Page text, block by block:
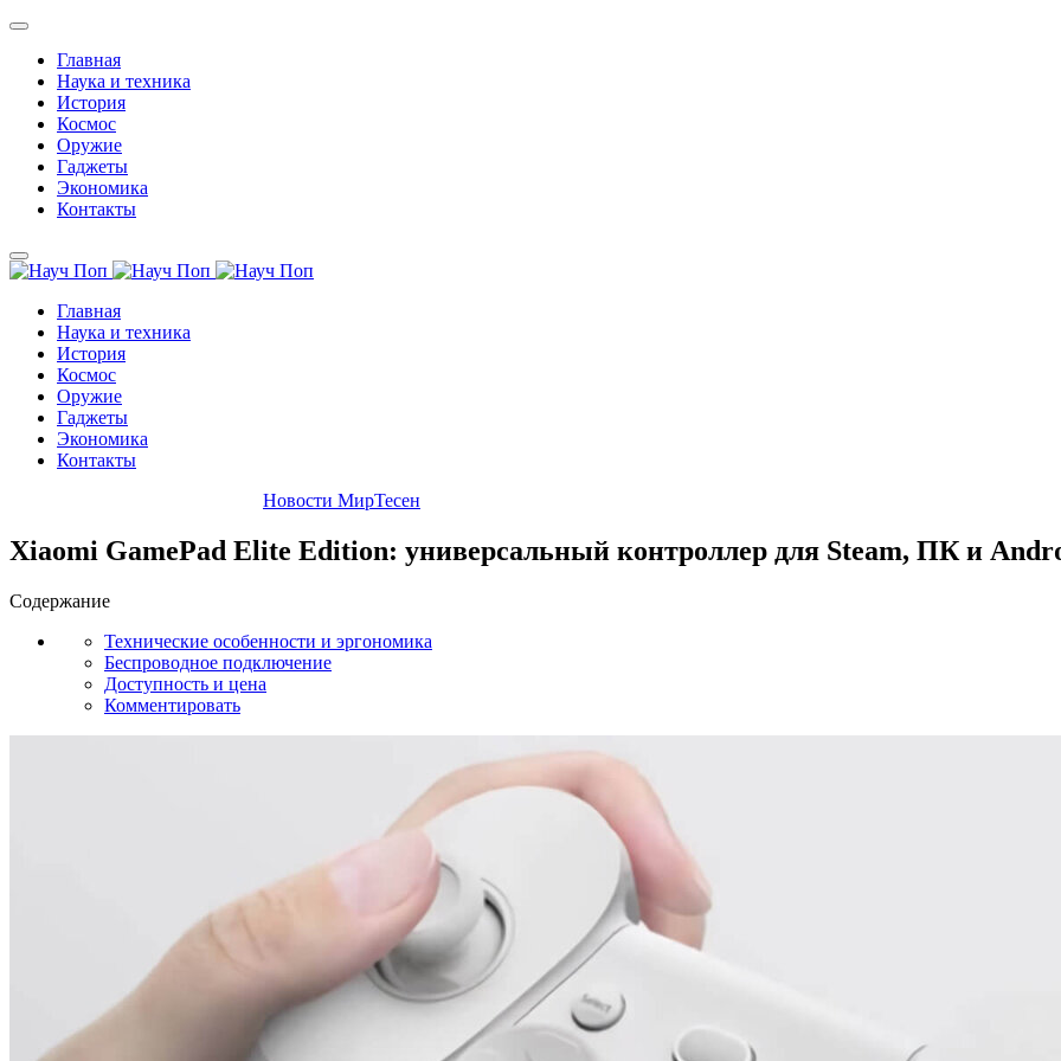
Главная
Наука и техника
История
Космос
Оружие
Гаджеты
Экономика
Контакты
Главная
Наука и техника
История
Космос
Оружие
Гаджеты
Экономика
Контакты
Новости МирТесен
Xiaomi GamePad Elite Edition: универсальный контроллер для Steam, ПК и
Содержание
Технические особенности и эргономика
Беспроводное подключение
Доступность и цена
Комментировать